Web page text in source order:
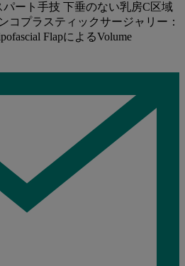
パート手技 下垂のない乳房C区域
コプラスティックサージャリー：
FlapによるVolume